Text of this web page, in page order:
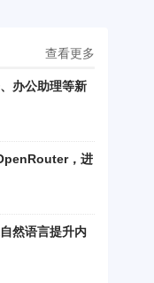
查看更多
办公助理等新
，进
然语言提升内